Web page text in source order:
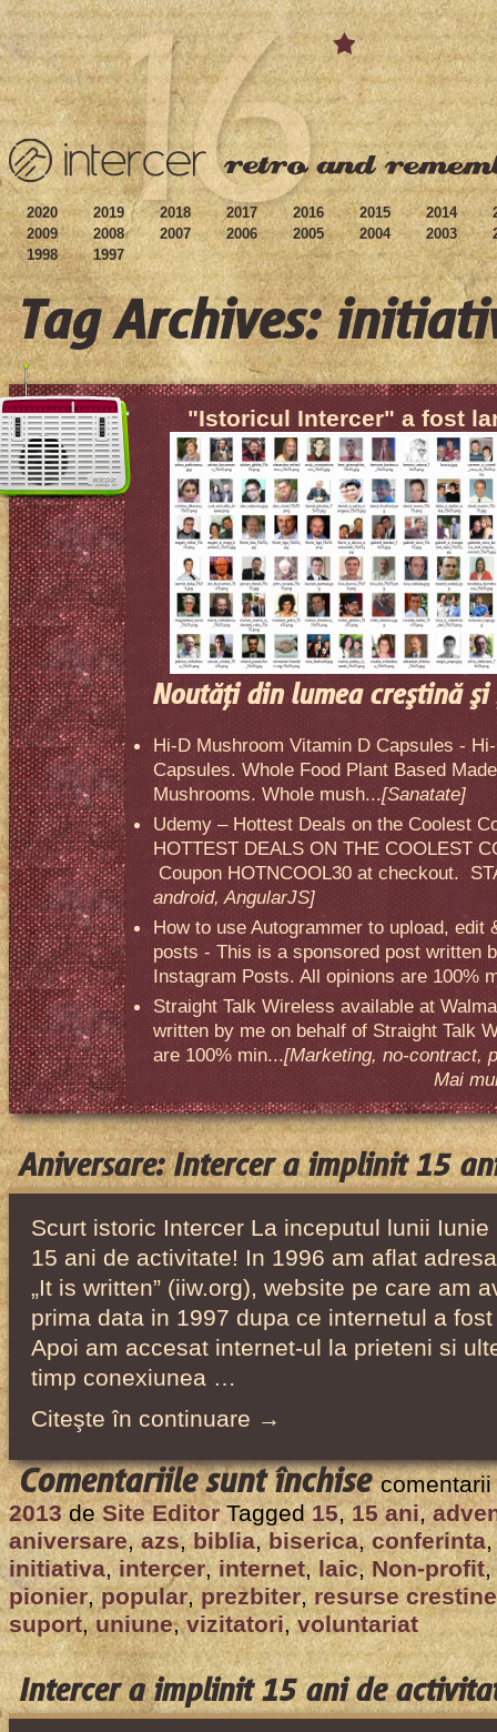
2020 2019 2018 2017 2016 2015 2014
2009
2008 2007 2006 2005 2004 2003
1998
1997
Tag Archives:
"Istoricul Intercer" a fost
Noutăţi din lumea creştină
Hi-D Mushroom Vitamin D Capsules -
Capsules. Whole Food Plant Based
Mushrooms. Whole mush...[Sanatate]
Udemy – Hottest Deals on the Coolest
HOTTEST DEALS ON THE COOLEST
Coupon HOTNCOOL30 at checkout.
android, AngularJS]
How to use Autogrammer to upload, edit
posts - This is a sponsored post written
Instagram Posts. All opinions are 100%
Straight Talk Wireless available at
written by me on behalf of Straight Talk
are 100% min...[Marketing, no-contract,
Mai
Aniversare: Intercer a implinit 15
Scurt istoric Intercer La inceputul lunii
15 ani de activitate! In 1996 am aflat
„It is written” (iiw.org), website pe care am
prima data in 1997 dupa ce internetul a
Apoi am accesat internet-ul la prieteni si
timp conexiunea …
Citeşte în continuare →
Comentariile sunt închisepentru
Aniversare:
Intercer
a
implinit
15
ani
de
activitate!
2013 de Site EditorTagged15,15 ani,
aniversare,azs,biblia,biserica,conferinta
initiativa,intercer,internet,laic,Non-profit,
pionier,popular,prezbiter,resurse crestine
suport,uniune,vizitatori,voluntariat
Intercer a implinit 15 ani de